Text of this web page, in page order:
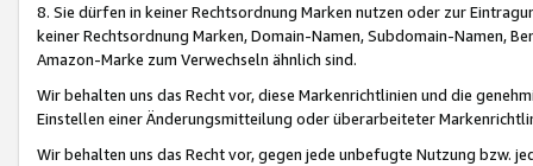
8. Sie dürfen in keiner Rechtsordnung Marken nutzen oder zur
keiner Rechtsordnung Marken, Domain-Namen, Subdomain-Namen,
Amazon-Marke zum Verwechseln ähnlich sind.
Wir behalten uns das Recht vor, diese Markenrichtlinien und die
Einstellen einer Änderungsmitteilung oder überarbeiteter
Wir behalten uns das Recht vor, gegen jede unbefugte Nutzung bzw.